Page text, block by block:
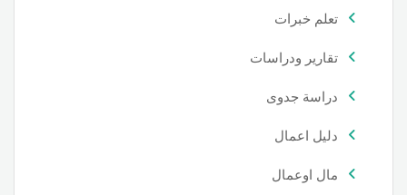
تعلم خبرات
تقارير ودراسات
دراسة جدوى
دليل اعمال
مال اوعمال